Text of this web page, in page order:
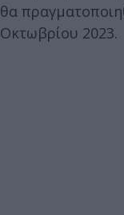
θα
Οκτωβρίου 2023.